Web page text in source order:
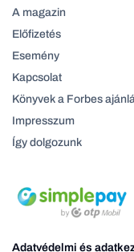
A magazin
Előfizetés
Esemény
Kapcsolat
Könyvek a Forbes
Impresszum
Így dolgozunk
Adatvédelmi és